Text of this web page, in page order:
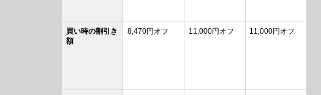
買い時の割引き
額
8,470円オフ 11,000円オフ 11,000円オフ